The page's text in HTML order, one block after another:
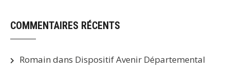
COMMENTAIRES RÉCENTS
Romain dans Dispositif Avenir Départemental